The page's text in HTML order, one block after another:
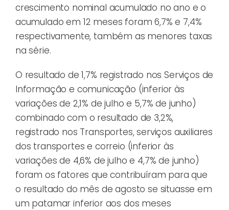
crescimento nominal acumulado no ano e o
acumulado em 12 meses foram 6,7% e 7,4%
respectivamente, também as menores taxas
na série.
O resultado de 1,7% registrado nos Serviços de
Informação e comunicação (inferior às
variações de 2,1% de julho e 5,7% de junho)
combinado com o resultado de 3,2%,
registrado nos Transportes, serviços auxiliares
dos transportes e correio (inferior às
variações de 4,6% de julho e 4,7% de junho)
foram os fatores que contribuíram para que
o resultado do mês de agosto se situasse em
um patamar inferior aos dos meses